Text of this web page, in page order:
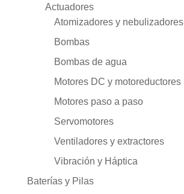
Actuadores
Atomizadores y nebulizadores
Bombas
Bombas de agua
Motores DC y motoreductores
Motores paso a paso
Servomotores
Ventiladores y extractores
Vibración y Háptica
Baterías y Pilas